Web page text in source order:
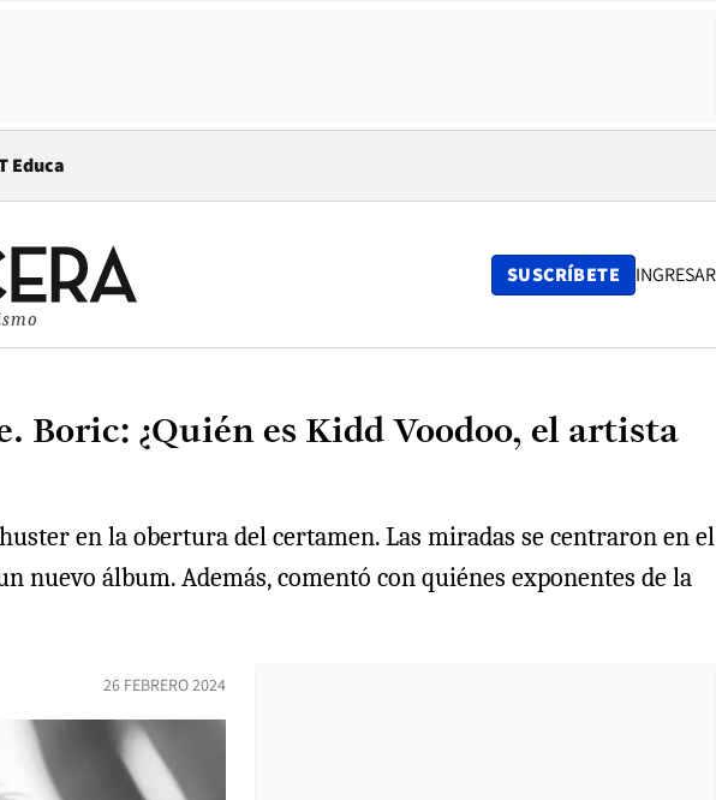
in new window
Educa
SUSCRÍBETE INGRESAR
Boric: ¿Quién es Kidd Voodoo, el artista
en la obertura del certamen. Las miradas se centraron en el
nuevo álbum. Además, comentó con quiénes exponentes de la
26 FEBRERO 2024